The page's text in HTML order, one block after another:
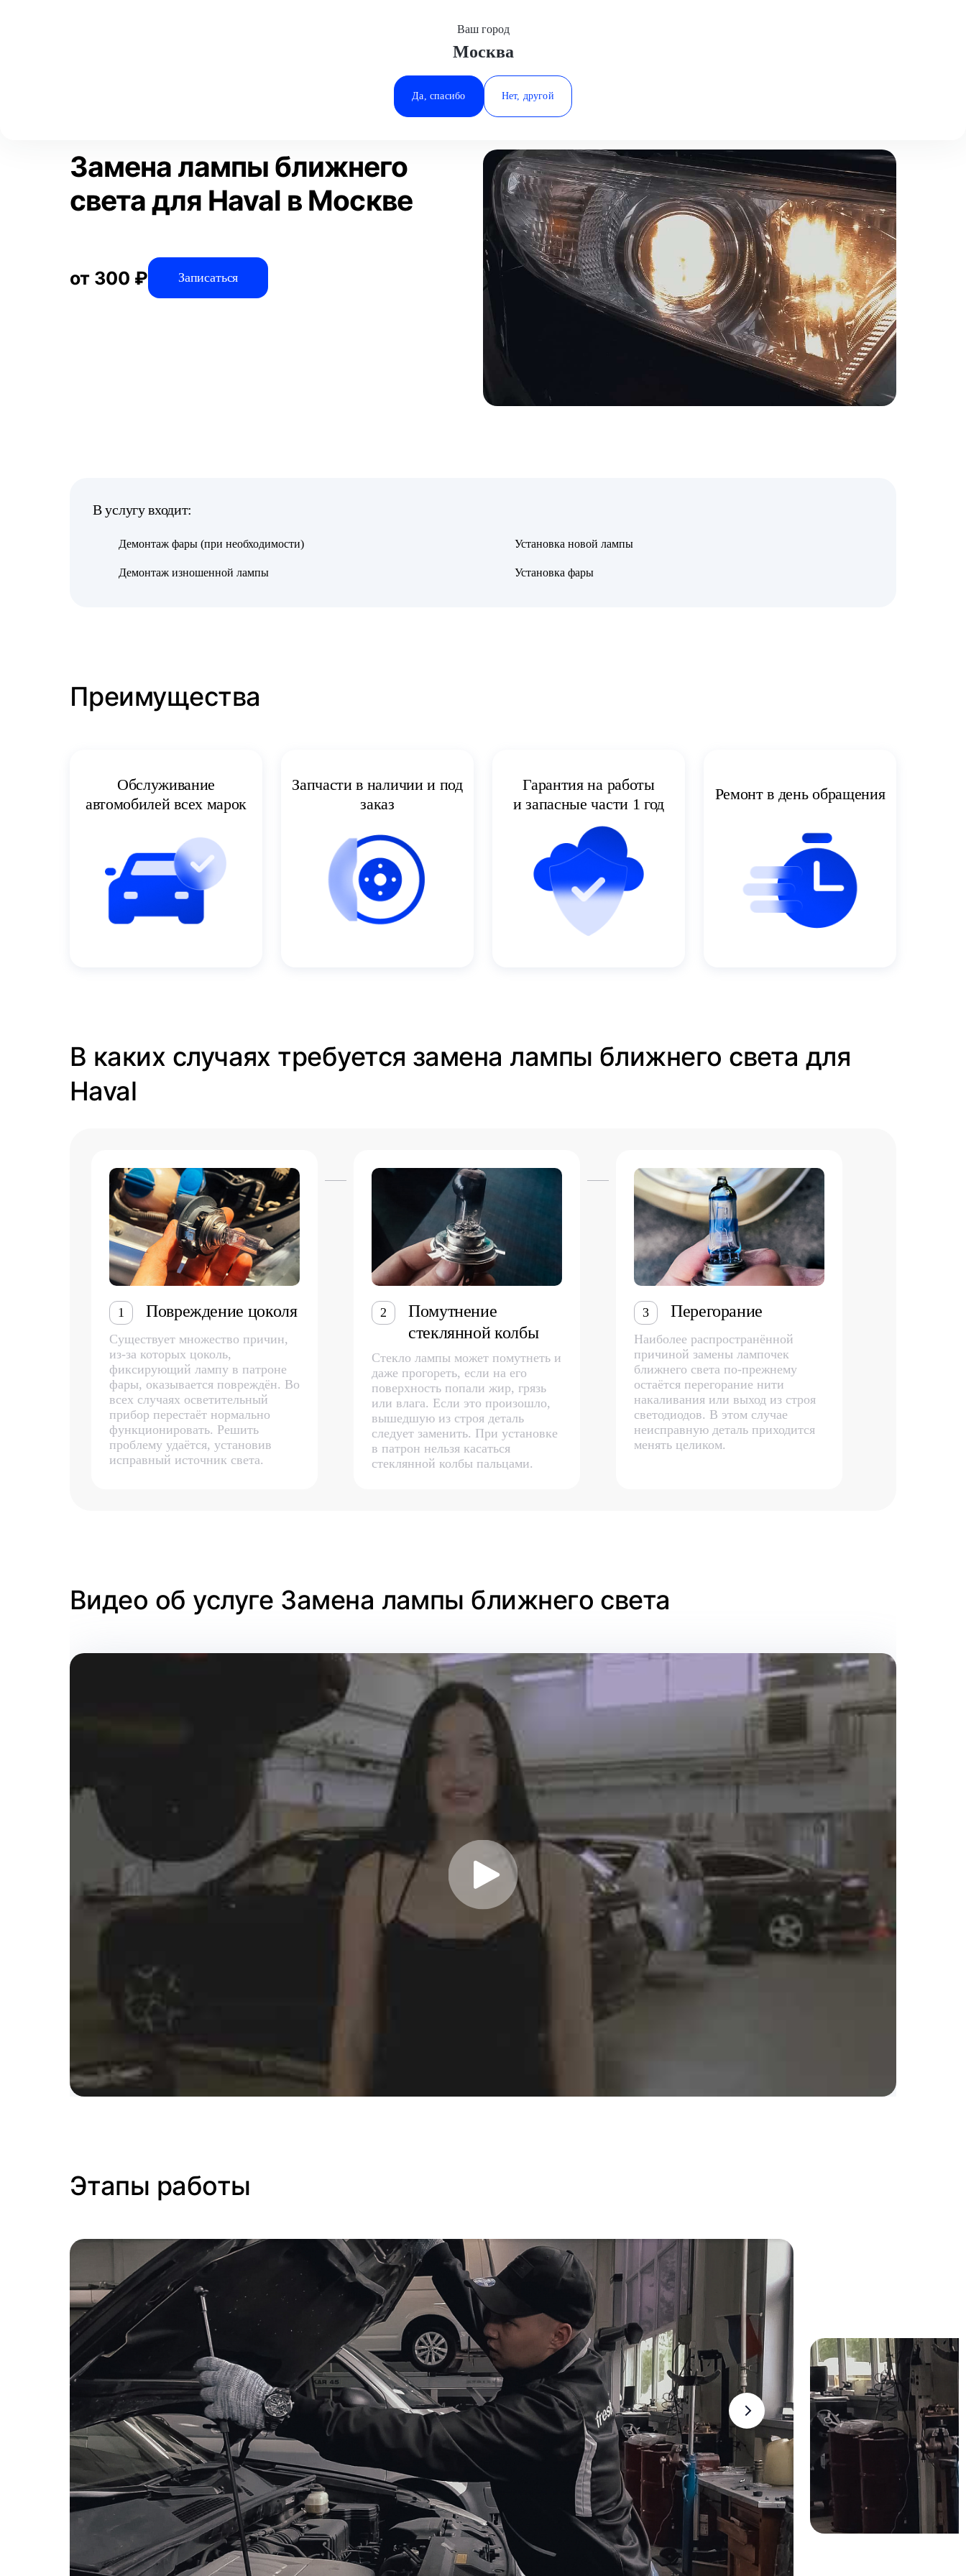
Минеральные Воды
Ростов-на-Дону
Ставрополь
Ваш город
Москва
Да, спасибо Нет, другой
Замена лампы ближнего света Haval
Статьи
Замена лампы ближнего
света для Haval в Москве
от 300 ₽ Записаться
В услугу входит:
Демонтаж фары (при необходимости)
Демонтаж изношенной лампы
Установка новой лампы
Установка фары
Преимущества
Обслуживание
автомобилей всех марок
Запчасти в наличии и под
заказ
Гарантия на работы
и запасные части 1 год
Ремонт в день обращения
В каких случаях требуется замена лампы ближнего света для
Haval
1 Повреждение цоколя
Существует множество причин,
из-за которых цоколь,
фиксирующий лампу в патроне
фары, оказывается повреждён. Во
всех случаях осветительный
прибор перестаёт нормально
функционировать. Решить
проблему удаётся, установив
исправный источник света.
2
Помутнение
стеклянной колбы
Стекло лампы может помутнеть и
даже прогореть, если на его
поверхность попали жир, грязь
или влага. Если это произошло,
вышедшую из строя деталь
следует заменить. При установке
в патрон нельзя касаться
стеклянной колбы пальцами.
3 Перегорание
Наиболее распространённой
причиной замены лампочек
ближнего света по-прежнему
остаётся перегорание нити
накаливания или выход из строя
светодиодов. В этом случае
неисправную деталь приходится
менять целиком.
Видео об услуге Замена лампы ближнего света
Этапы работы